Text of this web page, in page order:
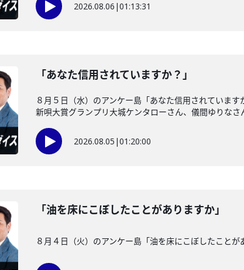
2026.08.06 |01:13:31
「あなた信用されていますか？」
８月５日（水）のアンケー島「あなた信用されていま
新唄大賞グランプリ大城ケンタローさん、儀間ゆりなさ
2026.08.05 |01:20:00
「油を床にこぼしたことがありますか」
８月４日（火）のアンケー島「油を床にこぼしたこと